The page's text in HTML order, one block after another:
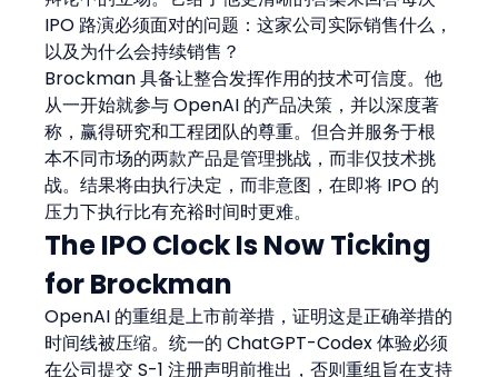
IPO 路演必须面对的问题：这家公司实际销售什么，
以及为什么会持续销售？
Brockman 具备让整合发挥作用的技术可信度。他
从一开始就参与 OpenAI 的产品决策，并以深度著
称，赢得研究和工程团队的尊重。但合并服务于根
本不同市场的两款产品是管理挑战，而非仅技术挑
战。结果将由执行决定，而非意图，在即将 IPO 的
压力下执行比有充裕时间时更难。
The IPO Clock Is Now Ticking
for Brockman
OpenAI 的重组是上市前举措，证明这是正确举措的
时间线被压缩。统一的 ChatGPT-Codex 体验必须
在公司提交 S-1 注册声明前推出，否则重组旨在支持